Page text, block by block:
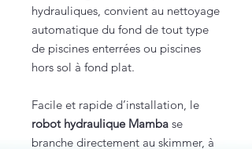
hydrauliques, convient au nettoyage
automatique du fond de tout type
de piscines enterrées ou piscines
hors sol à fond plat.
Facile et rapide d’installation, le
robot hydraulique Mamba se
branche directement au skimmer, à